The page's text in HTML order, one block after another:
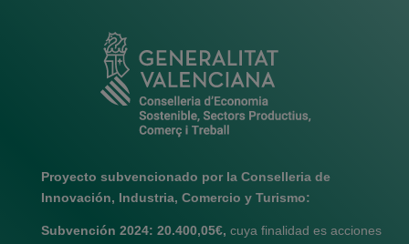
Proyecto subvencionado por la Conselleria de
Innovación, Industria, Comercio y Turismo:
Subvención 2024: 20.400,05€, cuya finalidad es acciones